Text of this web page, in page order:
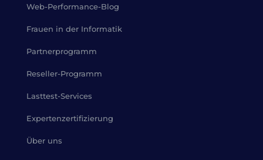
Web-Performance-Blog
Frauen in der Informatik
Partnerprogramm
Reseller-Programm
Lasttest-Services
Expertenzertifizierung
Über uns